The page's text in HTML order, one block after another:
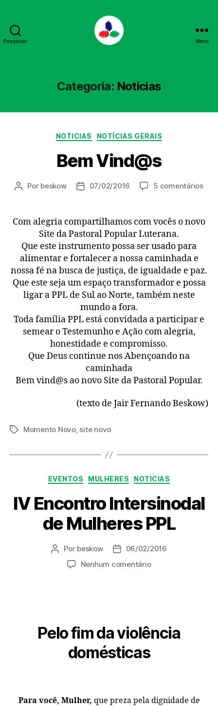
Pesquisar Menu
Categoria: Noticias
Categorias
NOTICIAS NOTÍCIAS GERAIS
Bem Vind@s
Autor
Por beskow
Data07/02/2016 5 comentáriosem
Com alegria compartilhamos com vocês o novo
Site da Pastoral Popular Luterana.
Que este instrumento possa ser usado para
alimentar e fortalecer a nossa caminhada e
nossa fé na busca de justiça, de igualdade e paz.
Que este seja um espaço transformador e possa
ligar a PPL de Sul ao Norte, também neste
mundo a fora.
Toda família PPL está convidada a participar e
semear o Testemunho e Ação com alegria,
honestidade e compromisso.
Que Deus continue nos Abençoando na
caminhada
Bem vind@s ao novo Site da Pastoral Popular.
(texto de Jair Fernando Beskow)
TagsMomento Novo, site novo
Categorias
EVENTOS MULHERES NOTICIAS
IV Encontro Intersinodal
de Mulheres PPL
Autor
post
Por beskow
Data06/02/2016
Nenhum comentárioem
PPL
Pelo fim da violência
domésticas
Para você, Mulher, que preza pela dignidade de